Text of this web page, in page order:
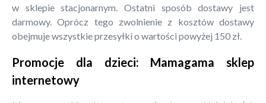
w sklepie stacjonarnym. Ostatni sposób dostawy jest
darmowy. Oprócz tego zwolnienie z kosztów dostawy
obejmuje wszystkie przesyłki o wartości powyżej 150 zł.
Promocje dla dzieci: Mamagama sklep
internetowy